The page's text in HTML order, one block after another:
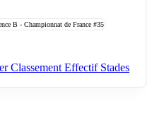
B - Championnat de France #35
Classement Effectif Stades